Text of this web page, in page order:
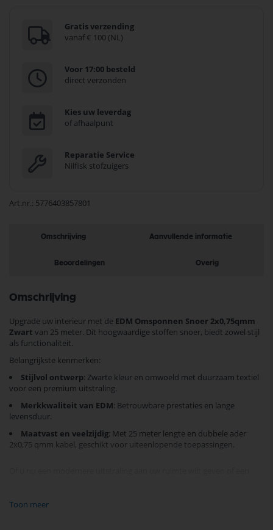
Gratis verzending
vanaf € 100 (NL)
Voor 17:00 besteld
direct verzonden
Kies uw leverdag
of afhaalpunt
Reparatie Service
Nilfisk stofzuigers
Art.nr. 5776403857801
Omschrijving Aanvullende informatie
Beoordelingen Overig
Omschrijving
Upgrade uw interieur met de EDM Omsponnen Snoer 2x0,75qmm
Zwart van 25 meter. Dit hoogwaardige stoffen snoer, biedt zowel stijl
als functionaliteit.
Belangrijkste kenmerken:
Stijlvol ontwerp: Zwarte kleur en omwoeld met duurzaam textiel
voor een premium uitstraling.
Merkkwaliteit van EDM: Betrouwbare prestaties en lange
levensduur.
Maatvast en veelzijdig: Met 25 meter lengte en dubbele ader
2x0,75 qmm kabel, geschikt voor uiteenlopende toepassingen.
en design.
Toon meer